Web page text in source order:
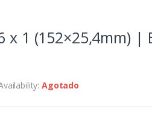
x 1 (152×25,4mm) |
Agotado